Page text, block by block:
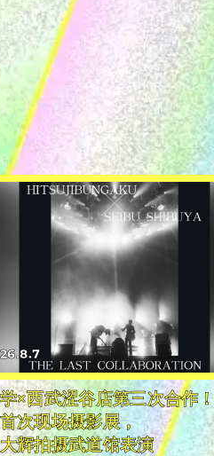
×西武涩谷店第三次合作！
次现场摄影展，
辉拍摄武道馆表演